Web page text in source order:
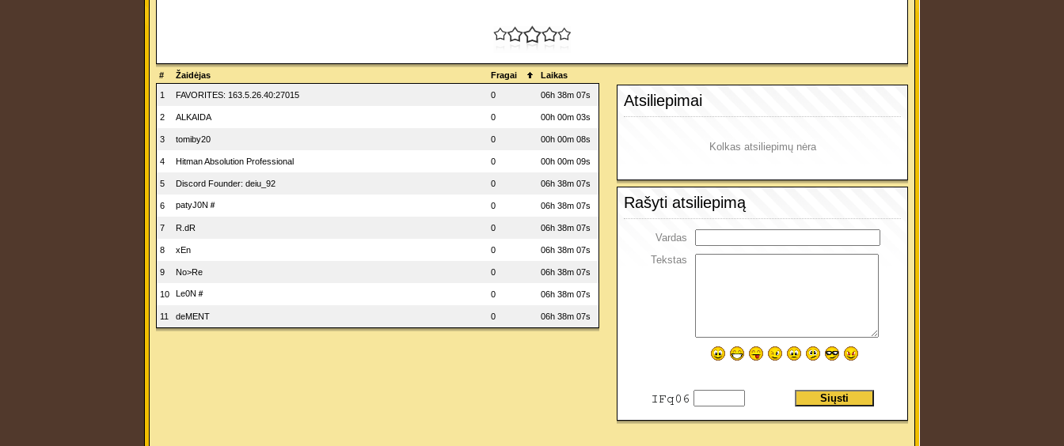
# Žaidėjas Fragai Laikas
1 FAVORITES: 163.5.26.40:27015 0 06h 38m 07s
2 ALKAIDA 0 00h 00m 03s
3 tomiby20 0 00h 00m 08s
4 Hitman Absolution Professional 0 00h 00m 09s
5 Discord Founder: deiu_92 0 06h 38m 07s
6 patyJ0N＃ 0 06h 38m 07s
7 R.dR 0 06h 38m 07s
8 xEn 0 06h 38m 07s
9 No>Re 0 06h 38m 07s
10 Le0N＃ 0 06h 38m 07s
11 deMENT 0 06h 38m 07s
Atsiliepimai
Kolkas atsiliepimų nėra
Rašyti atsiliepimą
Vardas
Tekstas